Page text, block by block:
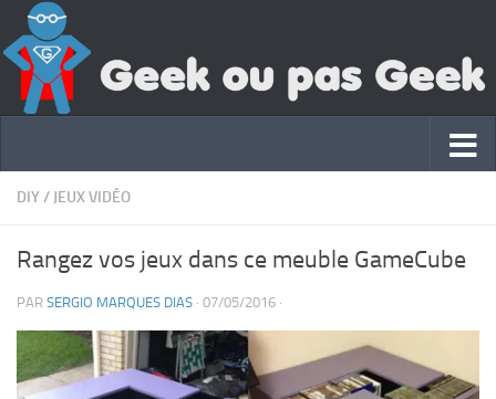
DIY/ JEUX VIDÉO
Rangez vos jeux dans ce meuble GameCube
PAR SERGIO MARQUES DIAS · 07/05/2016 ·